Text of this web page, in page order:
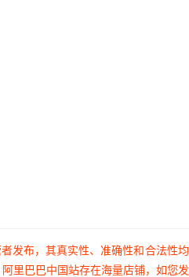
发布，其真实性、准确性和合法性
里巴巴中国站存在海量店铺，如您